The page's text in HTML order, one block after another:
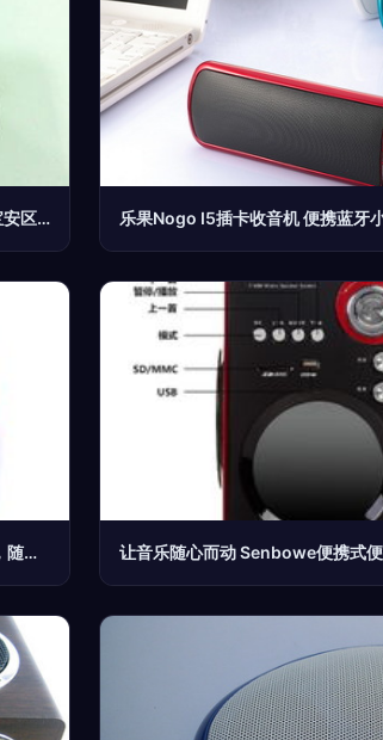
插卡音箱 重塑小型音响市场的便携之作——从宝安区西乡三嘉塑胶制品厂看行业新动向 乐果Nogo I5插卡收音机 便携蓝牙
奥尼L3普及版蓝色便携插卡收音音箱 经典音质，随身听享